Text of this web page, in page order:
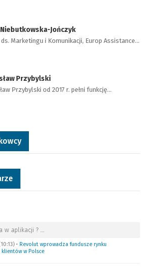
Jończyk
Marketingu i Komunikacji, Europ Assistance…
Przybylski
Przybylski od 2017 r. pełni funkcję…
w aplikacji ? …
• Revolut wprowadza fundusze rynku
w Polsce